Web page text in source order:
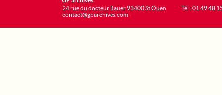
24 rue du docteur Bauer 93400 St Ouen
contact@gparchives.com
Tél : 01 49 48